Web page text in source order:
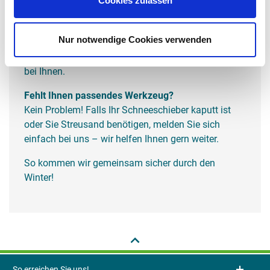
Nur notwendige Cookies verwenden
Winterdienst beispielsweise früh morgens noch
nicht vor Ort gewesen sein, liegt die Verantwortung
bei Ihnen.
Fehlt Ihnen passendes Werkzeug?
Kein Problem! Falls Ihr Schneeschieber kaputt ist
oder Sie Streusand benötigen, melden Sie sich
einfach bei uns – wir helfen Ihnen gern weiter.
So kommen wir gemeinsam sicher durch den
Winter!